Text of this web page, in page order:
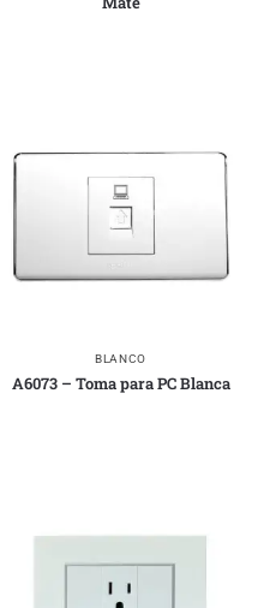
BLANCO
A6073 – Toma para PC Blanca